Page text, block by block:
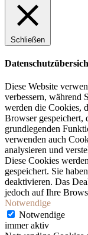
Schließen
Diese Website
verbessern, während
werden die Cookies,
Browser gespeichert,
grundlegenden
verwenden auch
analysieren und
Diese Cookies
gespeichert. Sie
deaktivieren. Das
jedoch auf Ihre
Notwendige
Notwendige
immer aktiv